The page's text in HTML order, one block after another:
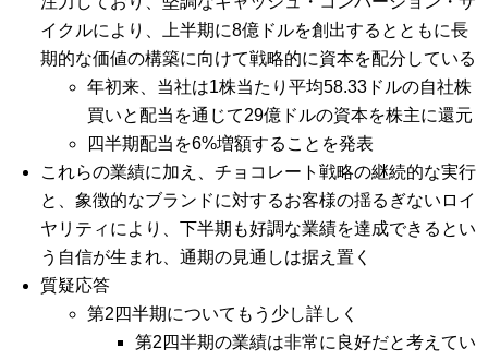
イクルにより、上半期に8億ドルを創出するとともに長
期的な価値の構築に向けて戦略的に資本を配分している
年初来、当社は1株当たり平均58.33ドルの自社株
買いと配当を通じて29億ドルの資本を株主に還元
四半期配当を6%増額することを発表
これらの業績に加え、チョコレート戦略の継続的な実行
と、象徴的なブランドに対するお客様の揺るぎないロイ
ヤリティにより、下半期も好調な業績を達成できるとい
う自信が生まれ、通期の見通しは据え置く
質疑応答
第2四半期についてもう少し詳しく
第2四半期の業績は非常に良好だと考えてい